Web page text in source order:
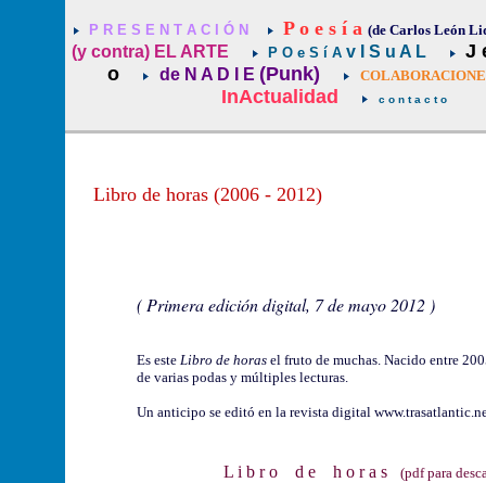
P R E S E N T A C I Ó N P o e s í a (de Carlos León
(y contra) EL ARTE P O e S í Av I S u A L
J
o
de N A D I E (Punk)
InActualidad c o n t a c t o
Libro de horas (2006 - 2012)
( Primera edición digital, 7 de mayo 2012 )
Es este Libro de horasel fruto de muchas. Nacido entre
de varias podas y múltiples lecturas.
Un anticipo se editó en la revista digital
L i b r o d e h o r a s (pdf para